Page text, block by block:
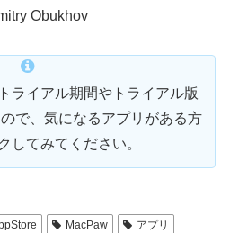
Obukhov
ライアル期間やトライアル版
で、気になるアプリがある方
してみてください。
MacPaw
アプリ